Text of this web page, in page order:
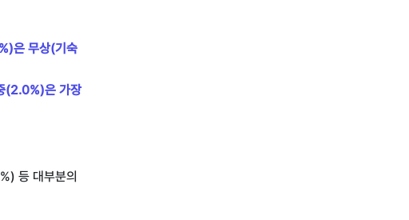
은 무상(기숙
(2.0%)은 가장
등 대부분의